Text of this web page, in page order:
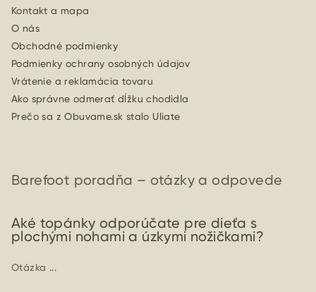
Kontakt a mapa
O nás
Obchodné podmienky
Podmienky ochrany osobných údajov
Vrátenie a reklamácia tovaru
Ako správne odmerať dĺžku chodidla
Prečo sa z Obuvame.sk stalo Uliate
Barefoot poradňa – otázky a odpovede
Aké topánky odporúčate pre dieťa s
plochými nohami a úzkymi nožičkami?
Otázka ...